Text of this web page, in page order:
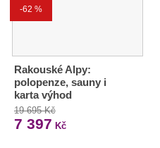
-62 %
Rakouské Alpy:
polopenze, sauny i
karta výhod
19 695 Kč
7 397 Kč